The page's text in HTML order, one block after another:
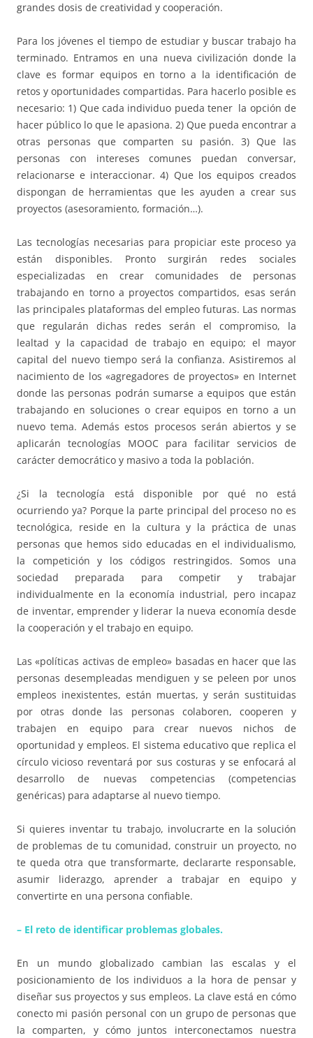
grandes dosis de creatividad y cooperación.
Para los jóvenes el tiempo de estudiar y buscar trabajo ha
terminado. Entramos en una nueva civilización donde la
clave es formar equipos en torno a la identificación de
retos y oportunidades compartidas. Para hacerlo posible es
necesario: 1) Que cada individuo pueda tener la opción de
hacer público lo que le apasiona. 2) Que pueda encontrar a
otras personas que comparten su pasión. 3) Que las
personas con intereses comunes puedan conversar,
relacionarse e interaccionar. 4) Que los equipos creados
dispongan de herramientas que les ayuden a crear sus
proyectos (asesoramiento, formación…).
Las tecnologías necesarias para propiciar este proceso ya
están disponibles. Pronto surgirán redes sociales
especializadas en crear comunidades de personas
trabajando en torno a proyectos compartidos, esas serán
las principales plataformas del empleo futuras. Las normas
que regularán dichas redes serán el compromiso, la
lealtad y la capacidad de trabajo en equipo; el mayor
capital del nuevo tiempo será la confianza. Asistiremos al
nacimiento de los «agregadores de proyectos» en Internet
donde las personas podrán sumarse a equipos que están
trabajando en soluciones o crear equipos en torno a un
nuevo tema. Además estos procesos serán abiertos y se
aplicarán tecnologías MOOC para facilitar servicios de
carácter democrático y masivo a toda la población.
¿Si la tecnología está disponible por qué no está
ocurriendo ya? Porque la parte principal del proceso no es
tecnológica, reside en la cultura y la práctica de unas
personas que hemos sido educadas en el individualismo,
la competición y los códigos restringidos. Somos una
sociedad preparada para competir y trabajar
individualmente en la economía industrial, pero incapaz
de inventar, emprender y liderar la nueva economía desde
la cooperación y el trabajo en equipo.
Las «políticas activas de empleo» basadas en hacer que las
personas desempleadas mendiguen y se peleen por unos
empleos inexistentes, están muertas, y serán sustituidas
por otras donde las personas colaboren, cooperen y
trabajen en equipo para crear nuevos nichos de
oportunidad y empleos. El sistema educativo que replica el
círculo vicioso reventará por sus costuras y se enfocará al
desarrollo de nuevas competencias (competencias
genéricas) para adaptarse al nuevo tiempo.
Si quieres inventar tu trabajo, involucrarte en la solución
de problemas de tu comunidad, construir un proyecto, no
te queda otra que transformarte, declararte responsable,
asumir liderazgo, aprender a trabajar en equipo y
convertirte en una persona confiable.
– El reto de identificar problemas globales.
En un mundo globalizado cambian las escalas y el
posicionamiento de los individuos a la hora de pensar y
diseñar sus proyectos y sus empleos. La clave está en cómo
conecto mi pasión personal con un grupo de personas que
la comparten, y cómo juntos interconectamos nuestra